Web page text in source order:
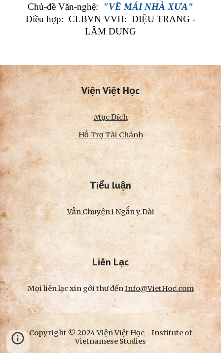
Chủ-đề Văn-nghệ:
"VỀ MÁI NHÀ XƯA"
Điều hợp: CLBVN VVH: DIỆU TRANG -
LÂM DUNG
Viện Việt Học
Mục Đích
Hỗ Trợ Tài Chánh
Tiểu luận
Vẫn Chuyện i Ngắn y Dài
Liên Lạc
Mọi liên lạc xin gởi thư đếnInfo@VietHoc.com
Copyright © 2024 Viện Việt Học - Institute of
Vietnamese Studies